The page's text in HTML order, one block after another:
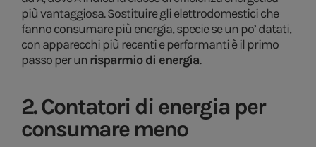
più vantaggiosa. Sostituire gli elettrodomestici che
fanno consumare più energia, specie se un po’ datati,
con apparecchi più recenti e performanti è il primo
passo per unrisparmio di energia.
2. Contatori di energia per
consumare meno